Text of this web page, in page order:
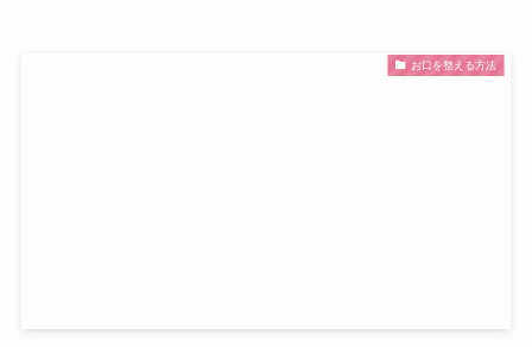
お口を整える方法